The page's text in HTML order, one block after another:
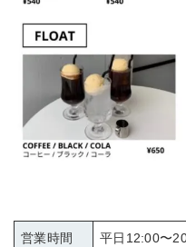
営業時間 平日12:00〜